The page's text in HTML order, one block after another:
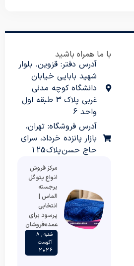
با ما همراه باشید
آدرس دفتر: قزوین. بلوار
شهید بابایی خیابان
دانشگاه کوچه مدنی
غربی پلاک 3 طبقه اول
واحد 6
آدرس فروشگاه: تهران،
بازار پانزده خرداد، سرای
حاج حسن پلاک 125
مرکز فروش
انواع پتو گل
برجسته
الماس |
انتخابی
پرسود برای
عمده‌فروشان
شنبه , 8
آگوست
2026